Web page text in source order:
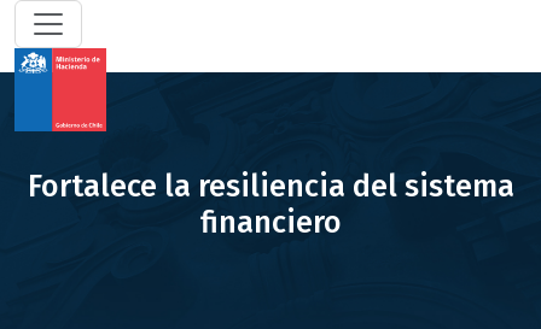
Fortalece la resiliencia del sistema
financiero